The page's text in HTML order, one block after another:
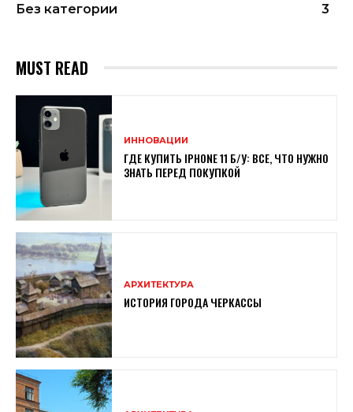
Без категории
3
MUST READ
ИННОВАЦИИ
ГДЕ КУПИТЬ IPHONE 11 Б/У: ВСЕ, ЧТО НУЖНО
ЗНАТЬ ПЕРЕД ПОКУПКОЙ
АРХИТЕКТУРА
ИСТОРИЯ ГОРОДА ЧЕРКАССЫ